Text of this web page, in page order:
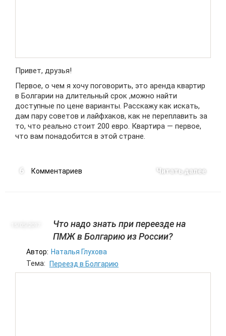
Привет, друзья!
Первое, о чем я хочу поговорить, это аренда квартир
в Болгарии на длительный срок ,можно найти
доступные по цене варианты. Расскажу как искать,
дам пару советов и лайфхаков, как не переплавить за
то, что реально стоит 200 евро. Квартира — первое,
что вам понадобится в этой стране.
6 Комментариев Читать далее
Что надо знать при переезде на
ПМЖ в Болгарию из России?
Автор: Наталья Глухова
Тема:
Переезд в Болгарию